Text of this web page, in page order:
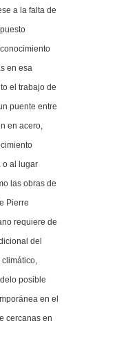
a la falta de
en esa
el trabajo de
puente entre
en acero,
o al lugar
las obras de
Pierre
requiere de
del
climático,
posible
en el
cercanas en